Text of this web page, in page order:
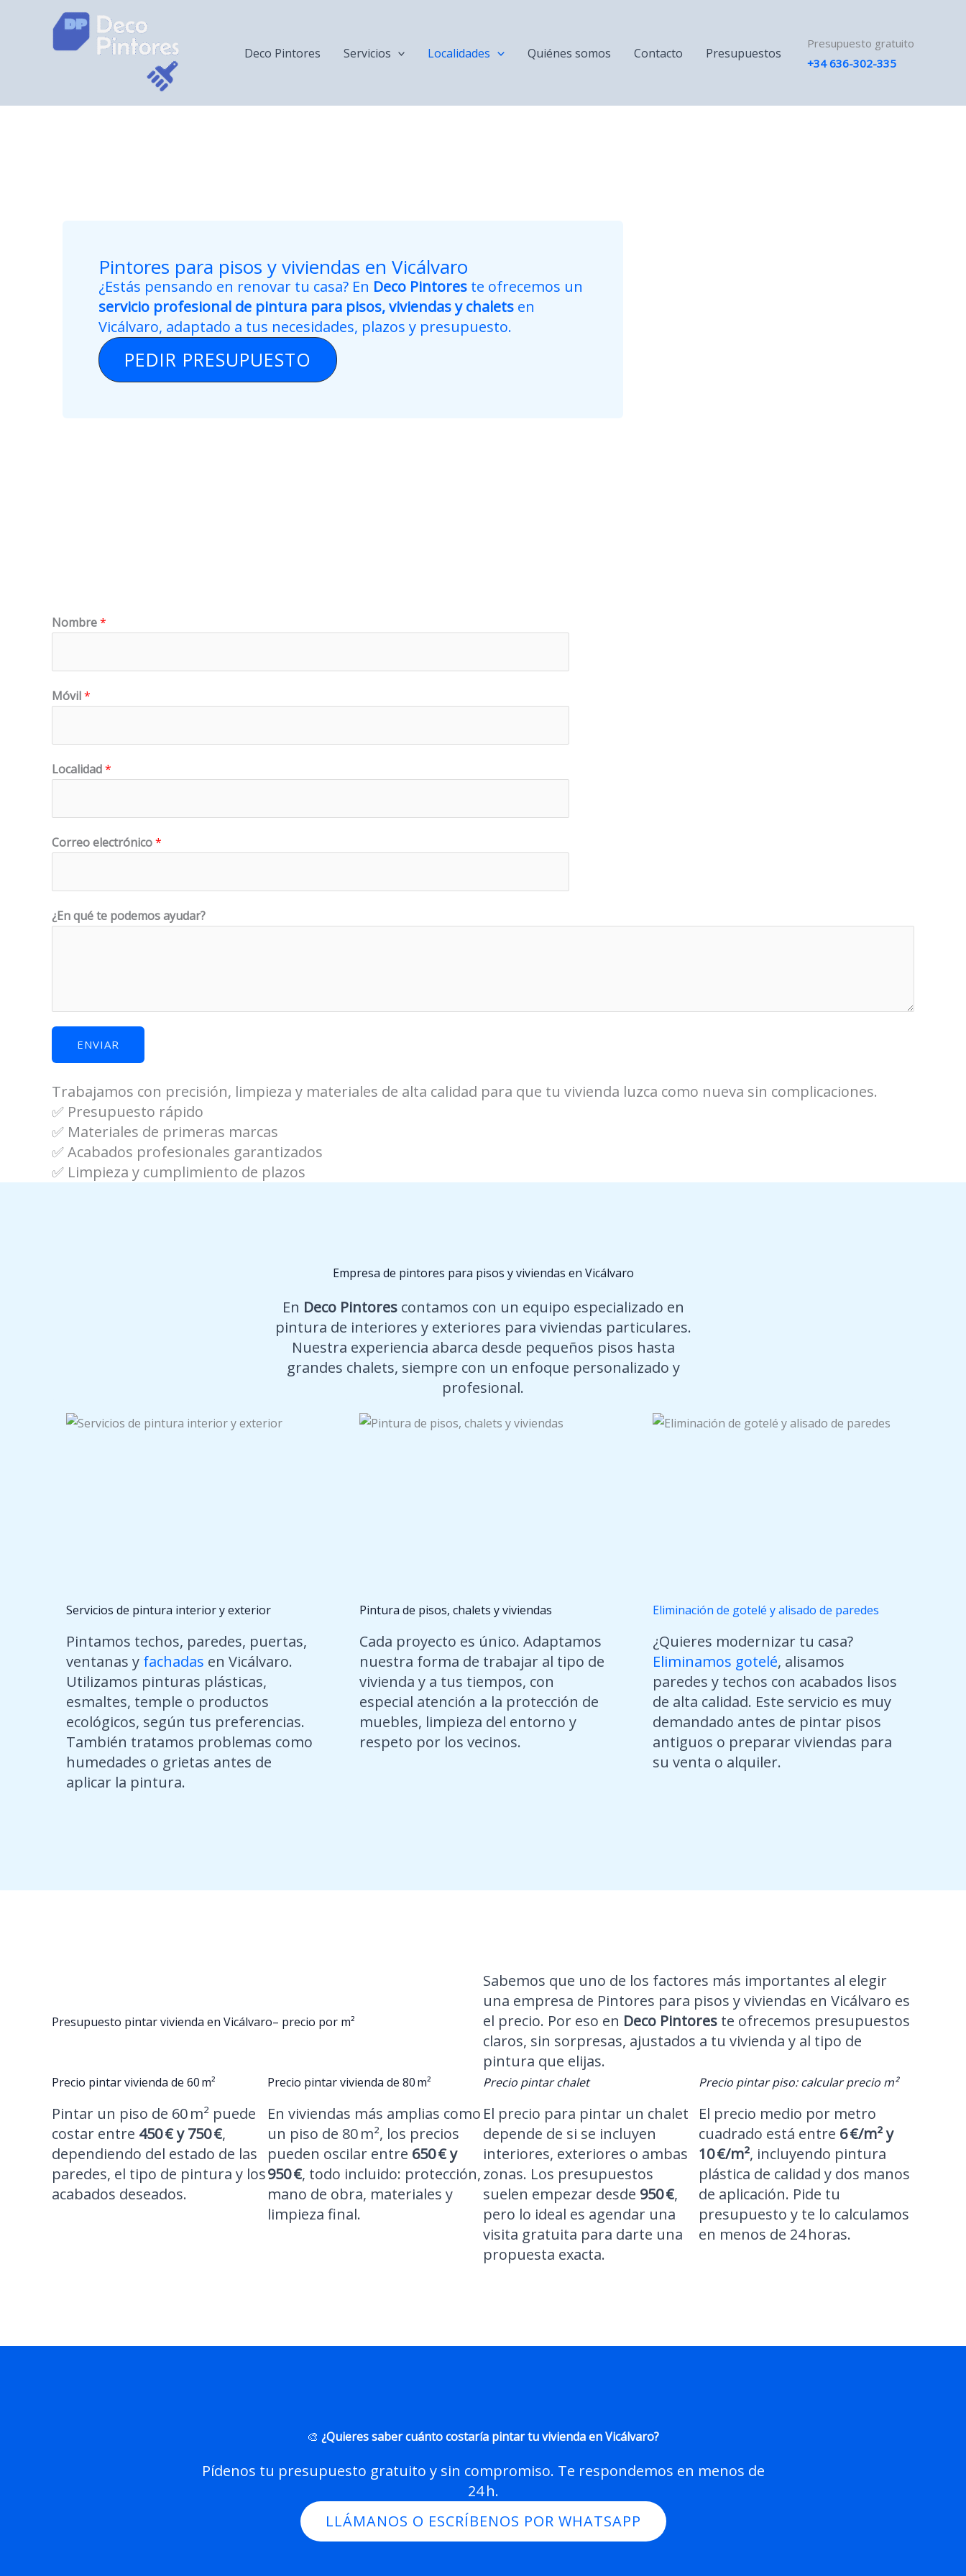
contenido
Deco Pintores Servicios Localidades Quiénes somos Contacto Presupuestos
Presupuesto gratuito
+34 636-302-335
Pintores para pisos y viviendas en Vicálvaro
¿Estás pensando en renovar tu casa? En Deco Pintores te ofrecemos un
servicio profesional de pintura para pisos, viviendas y chalets en
Vicálvaro, adaptado a tus necesidades, plazos y presupuesto.
PEDIR PRESUPUESTO
Nombre*
Móvil*
N
o
b
r
r
o
e
m
Localidad*
Correo electrónico*
¿En qué te podemos ayudar?
ENVIAR
Trabajamos con precisión, limpieza y materiales de alta calidad para que tu vivienda luzca como nueva sin complicaciones.
✅ Presupuesto rápido
✅ Materiales de primeras marcas
✅ Acabados profesionales garantizados
✅ Limpieza y cumplimiento de plazos
Empresa de pintores para pisos y viviendas en Vicálvaro
En Deco Pintorescontamos con un equipo especializado en
pintura de interiores y exteriores para viviendas particulares.
Nuestra experiencia abarca desde pequeños pisos hasta
grandes chalets, siempre con un enfoque personalizado y
profesional.
Servicios de pintura interior y exterior
Pintamos techos, paredes, puertas,
ventanas y fachadas en Vicálvaro.
Utilizamos pinturas plásticas,
esmaltes, temple o productos
ecológicos, según tus preferencias.
También tratamos problemas como
humedades o grietas antes de
aplicar la pintura.
Pintura de pisos, chalets y viviendas
Cada proyecto es único. Adaptamos
nuestra forma de trabajar al tipo de
vivienda y a tus tiempos, con
especial atención a la protección de
muebles, limpieza del entorno y
respeto por los vecinos.
Eliminación de gotelé y alisado de paredes
¿Quieres modernizar tu casa?
Eliminamos gotelé, alisamos
paredes y techos con acabados lisos
de alta calidad. Este servicio es muy
demandado antes de pintar pisos
antiguos o preparar viviendas para
su venta o alquiler.
Presupuesto pintar vivienda en Vicálvaro– precio por m²
Sabemos que uno de los factores más importantes al elegir
una empresa de Pintores para pisos y viviendas en Vicálvaro es
el precio. Por eso en Deco Pintores te ofrecemos presupuestos
claros, sin sorpresas, ajustados a tu vivienda y al tipo de
pintura que elijas.
Precio pintar vivienda de 60 m²
Pintar un piso de 60 m² puede
costar entre 450 € y 750 €,
dependiendo del estado de las
paredes, el tipo de pintura y los
acabados deseados.
Precio pintar vivienda de 80 m²
En viviendas más amplias como
un piso de 80 m², los precios
pueden oscilar entre 650 € y
950 €, todo incluido: protección,
mano de obra, materiales y
limpieza final.
Precio pintar chalet
El precio para pintar un chalet
depende de si se incluyen
interiores, exteriores o ambas
zonas. Los presupuestos
suelen empezar desde 950 €,
pero lo ideal es agendar una
visita gratuita para darte una
propuesta exacta.
Precio pintar piso: calcular precio m²
El precio medio por metro
cuadrado está entre 6 €/m² y
10 €/m², incluyendo pintura
plástica de calidad y dos manos
de aplicación. Pide tu
presupuesto y te lo calculamos
en menos de 24 horas.
🎨 ¿Quieres saber cuánto costaría pintar tu vivienda en Vicálvaro?
Pídenos tu presupuesto gratuito y sin compromiso. Te respondemos en menos de
24 h.
LLÁMANOS O ESCRÍBENOS POR WHATSAPP